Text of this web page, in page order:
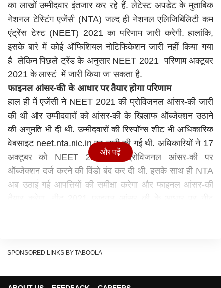
का लाखों उम्मीदवार इंतजार कर रहे हैं. लेटेस्ट अपडेट के मुताबिक
नेशनल टेस्टिंग एजेंसी (NTA) जल्द ही नेशनल एलिजिबिलिटी कम
एंट्रेंस टेस्ट (NEET) 2021 का परिणाम जारी करेगी. हालांकि,
इसके बारे में कोई ऑफिशियल नोटिफिकेशन जारी नहीं किया गया
है लेकिन पिछले ट्रेंड के अनुसार NEET 2021 परिणाम अक्टूबर
2021 के लास्टं में जारी किया जा सकता है.
फाइनल आंसर-की के आधार पर तैयार होगा परिणाम
हाल ही में एजेंसी ने NEET 2021 की प्रोविजनल आंसर-की जारी
की थी और उम्मीदवारों को आंसर-की के खिलाफ ऑब्जेक्शन उठाने
की अनुमति भी दी थी. उम्मीदवारों की रिस्पॉन्स शीट भी आधिकारिक
वेबसाइट neet.nta.nic.in पर जारी की गई थी. अधिकारियों ने 17
अक्टूबर को NEET 2021 की प्रोविजनल आंसर-की पर
ऑब्जेक्शन दर्ज करने की विंडो बंद कर दी थी. इसके साथ ही NTA
अब उठाई गई आपत्तियों की समीक्षा करेगा और फाइनल आंसर-की
शामिल
और पढ़ें
SPONSORED LINKS BY TABOOLA